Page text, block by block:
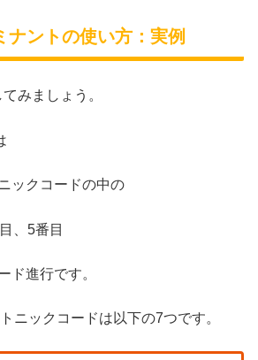
ナントの使い方：実例
みましょう。
ックコードの中の
、5番目
ド進行です。
ニックコードは以下の7つです。